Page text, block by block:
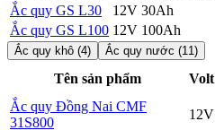
Ắc quy GS L30
12V 30Ah
Ắc quy GS L100 12V 100Ah
Ắc quy khô (4) Ắc quy nước (11)
Tên sản phẩm Volt
Ắc quy Đồng Nai CMF
31S800
12V